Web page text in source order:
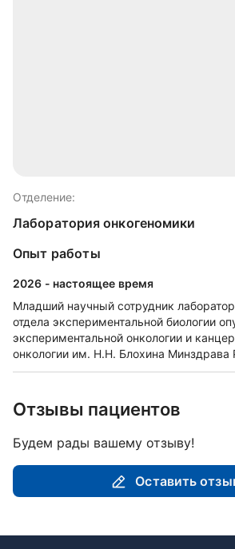
Отделение:
Лаборатория онкогеномики
Опыт работы
2026 - настоящее время
Младший научный сотрудник
отдела экспериментальной биологии
экспериментальной онкологии и
онкологии им. Н.Н. Блохина Минздрава
Отзывы пациентов
Будем рады вашему отзыву!
Оставить